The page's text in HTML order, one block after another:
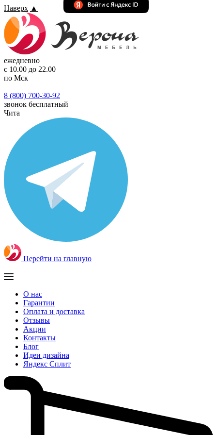
Наверх ▲
ежедневно
с 10.00 до 22.00
по Мск
8 (800) 700-30-92
звонок бесплатный
Чита
Перейти на главную
О нас
Гарантии
Оплата и доставка
Отзывы
Акции
Контакты
Блог
Идеи дизайна
Яндекс Сплит